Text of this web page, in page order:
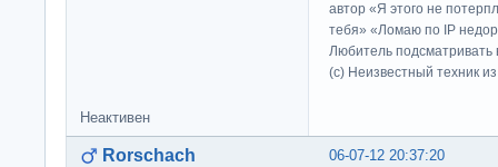
автор «Я этого не
тебя» «Ломаю по IP
Любитель подсматривать
(c) Неизвестный техник
Неактивен
06-07-12 20:37:20
Rorschach